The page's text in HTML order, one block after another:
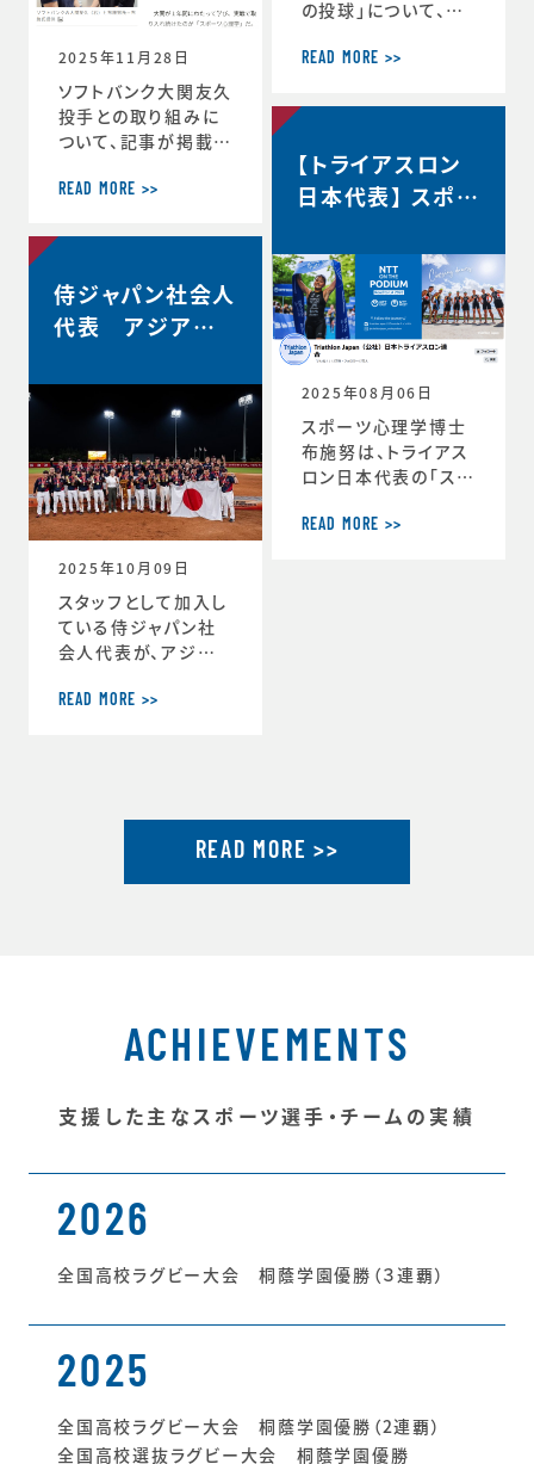
自分の最高を引き出
ツ心理学博士が語る
結果を出し続ける人
の
2025年11月28日
ソフトバンク大関友久
投手との取り組みに
ついて、記事が掲載さ
理学で結果 大関投
＜朝日新聞デジタル
ahi.com/articles/
DA3S16351620.ht
ml
READ MORE >>
の投球」について、イ
ます。速球140km／
フトバンク大関友久
エンスです」https://
topics.smt.doco
mo.ne.jp/article/
day-445985
READ MORE >>
侍ジャパン社会人
代表 アジア選
2025年10月09日
スタッフとして加入し
ている侍ジャパン社
会人代表が、アジア
ました。アジア選手権
l.jp/jp/news/pres
s/20250930_1.ht
READ MORE >>
【トライアスロン
日本代表】 スポー
ト/ハイパフォーマ
ンスコーチ 就任
2025年08月06日
スポーツ心理学博士
布施努は、トライアス
ロン日本代表の「スポ
ハイパフォーマンスコ
READ MORE >>
READ MORE >>
ACHIEVEMENTS
支援した主なスポーツ選手・チームの実績
2026
全国高校ラグビー大会 桐蔭学園優勝（３連覇）
2025
全国高校ラグビー大会 桐蔭学園優勝（2連覇）
全国高校選抜ラグビー大会 桐蔭学園優勝